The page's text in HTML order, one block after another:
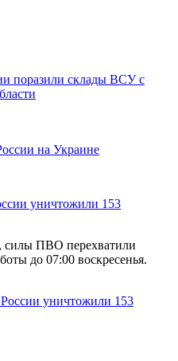
поразили склады ВСУ с
на Украине
уничтожили 153
ПВО перехватили
до 07:00 воскресенья.